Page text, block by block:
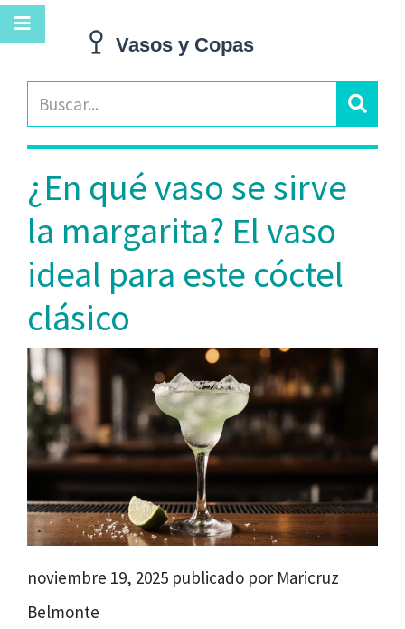
¿En qué vaso se sirve
la margarita? El vaso
ideal para este cóctel
clásico
noviembre 19, 2025 publicado por Maricruz
Belmonte